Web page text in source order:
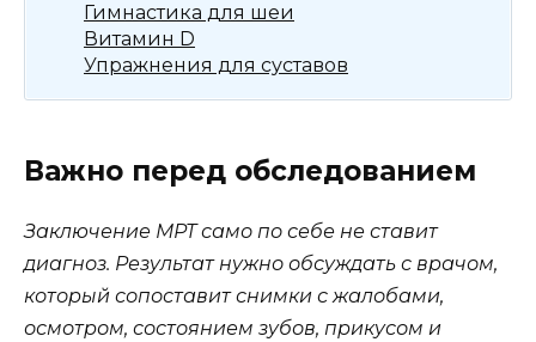
Гимнастика для шеи
Витамин D
Упражнения для суставов
Важно перед обследованием
Заключение МРТ само по себе не ставит
диагноз. Результат нужно обсуждать с врачом,
который сопоставит снимки с жалобами,
осмотром, состоянием зубов, прикусом и